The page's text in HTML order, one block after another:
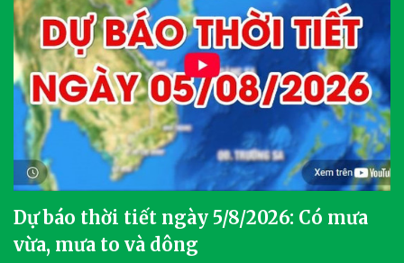
Dự báo thời tiết ngày 5/8/2026: Có mưa
vừa, mưa to và dông